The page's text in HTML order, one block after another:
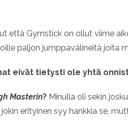
että Gymstick on ollut viime
paljon jumppavälineitä joita
eivät tietysti ole yhtä
Masterin? Minulla oli sekin
erityinen syy hankkia se,